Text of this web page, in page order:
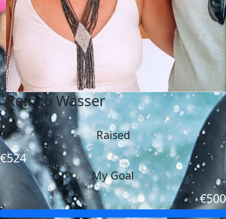
Remco Wasser
Raised
€524
My Goal
€500